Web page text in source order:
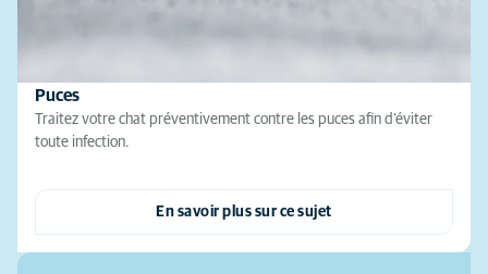
Puces
Traitez votre chat préventivement contre les puces afin d’éviter
toute infection.
En savoir plus sur ce sujet